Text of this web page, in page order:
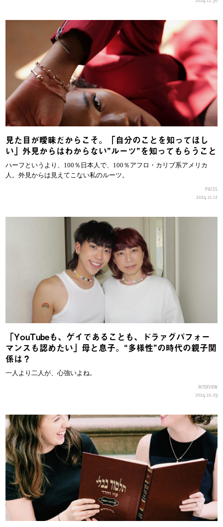
見た目が曖昧だからこそ。「自分のことを知ってほし
い」外見からはわからない”ルーツ”を知ってもらうこと
ハーフというより、100％日本人で、100％アフロ・カリブ系アメリカ
人。外見からは見えてこない私のルーツ。
PIECES
2024.11.12
「YouTubeも、ゲイであることも、ドラァグパフォー
マンスも認めたい」母と息子。“多様性”の時代の親子関
係は？
一人より二人が、心強いよね。
INTERVIEW
2024.10.29